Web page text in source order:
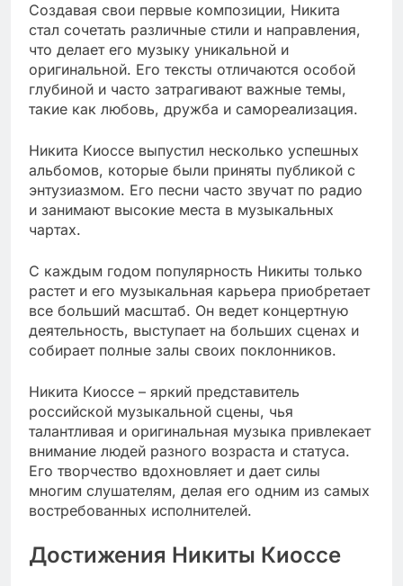
Создавая свои первые композиции, Никита
стал сочетать различные стили и направления,
что делает его музыку уникальной и
оригинальной. Его тексты отличаются особой
глубиной и часто затрагивают важные темы,
такие как любовь, дружба и самореализация.
Никита Киоссе выпустил несколько успешных
альбомов, которые были приняты публикой с
энтузиазмом. Его песни часто звучат по радио
и занимают высокие места в музыкальных
чартах.
С каждым годом популярность Никиты только
растет и его музыкальная карьера приобретает
все больший масштаб. Он ведет концертную
деятельность, выступает на больших сценах и
собирает полные залы своих поклонников.
Никита Киоссе – яркий представитель
российской музыкальной сцены, чья
талантливая и оригинальная музыка привлекает
внимание людей разного возраста и статуса.
Его творчество вдохновляет и дает силы
многим слушателям, делая его одним из самых
востребованных исполнителей.
Достижения Никиты Киоссе